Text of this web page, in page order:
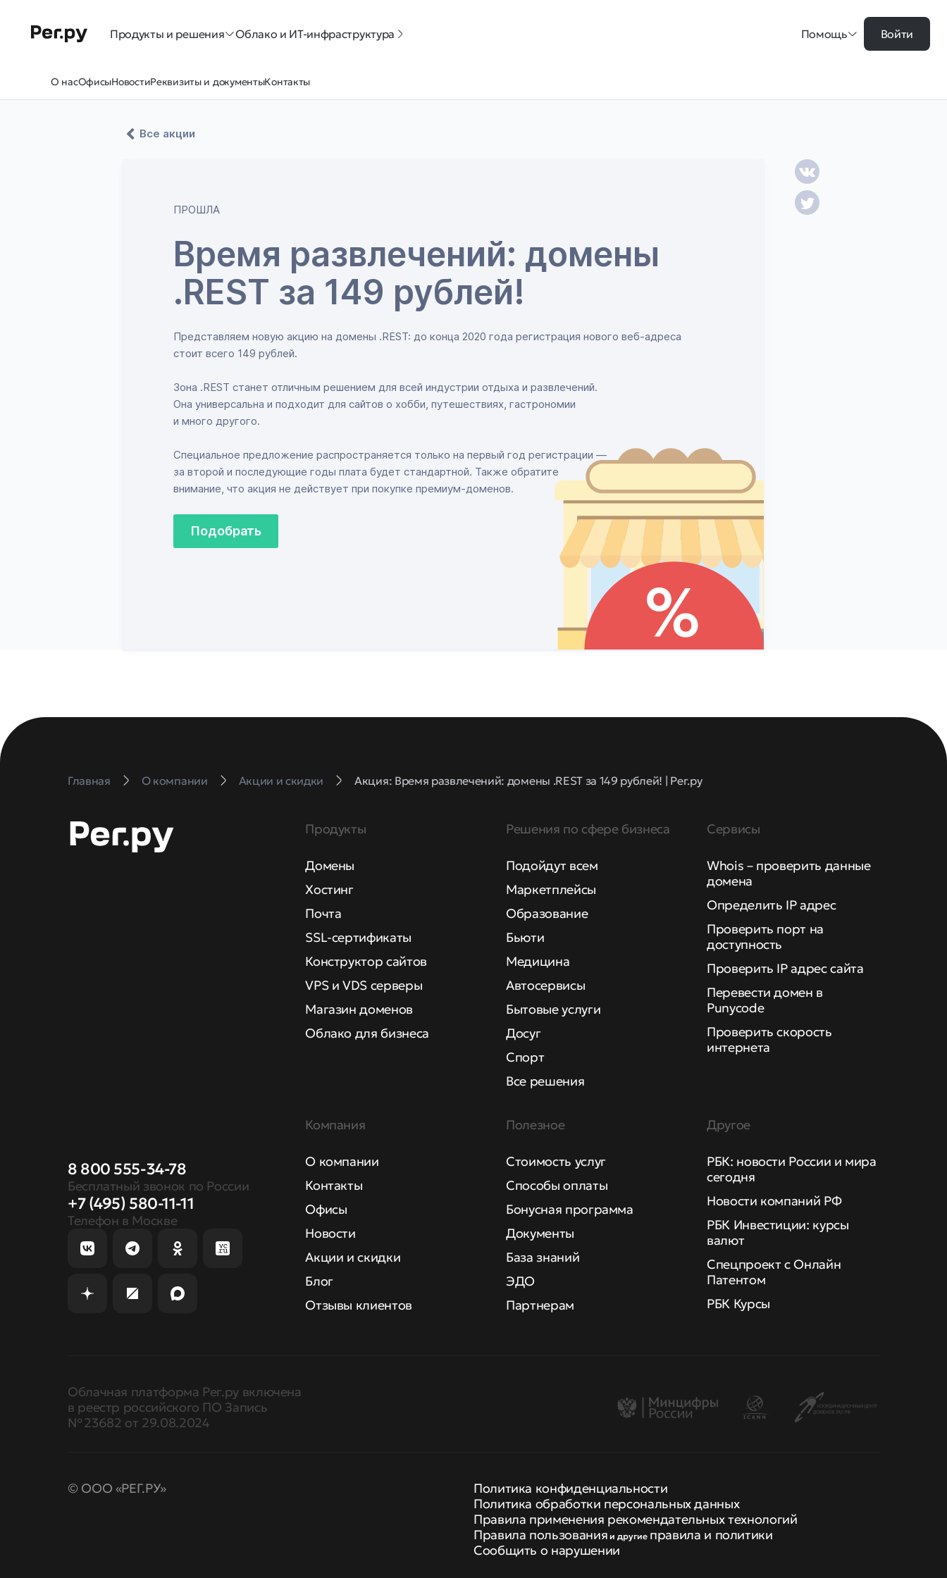
Продукты и решения Облако и ИТ-инфраструктура Помощь Войти
О насОфисыНовостиРеквизиты и документыКонтакты
Все акции
ПРОШЛА
Время развлечений: домены
.REST за 149 рублей!
Представляем новую акцию на домены .REST: до конца 2020 года регистрация нового веб-адреса
стоит всего 149 рублей.
Зона .REST станет отличным решением для всей индустрии отдыха и развлечений.
Она универсальна и подходит для сайтов о хобби, путешествиях, гастрономии
и много другого.
Специальное предложение распространяется только на первый год регистрации —
за второй и последующие годы плата будет стандартной. Также обратите
внимание, что акция не действует при покупке премиум-доменов.
Подобрать
Главная О компании Акции и скидки Акция: Время развлечений: домены .REST за 149 рублей! | Рег.ру
8 800 555-34-78
Бесплатный звонок по России
+7 (495) 580-11-11
Телефон в Москве
Продукты
Домены
Хостинг
Почта
SSL-сертификаты
Конструктор сайтов
VPS и VDS серверы
Магазин доменов
Облако для бизнеса
Решения по сфере бизнеса
Подойдут всем
Маркетплейсы
Образование
Бьюти
Медицина
Автосервисы
Бытовые услуги
Досуг
Спорт
Все решения
Сервисы
Whois – проверить данные
домена
Определить IP адрес
Проверить порт на
доступность
Проверить IP адрес сайта
Перевести домен в
Punycode
Проверить скорость
интернета
Компания
О компании
Контакты
Офисы
Новости
Акции и скидки
Блог
Отзывы клиентов
Полезное
Стоимость услуг
Способы оплаты
Бонусная программа
Документы
База знаний
ЭДО
Партнерам
Другое
РБК: новости России и мира
сегодня
Новости компаний РФ
РБК Инвестиции: курсы
валют
Спецпроект с Онлайн
Патентом
РБК Курсы
Облачная платформа Рег.ру включена
в реестр российского ПО Запись
№ 23682 от 29.08.2024
© ООО «РЕГ.РУ»
Политика конфиденциальности
Политика обработки персональных данных
Правила применения рекомендательных технологий
Правила пользования и другие правила и политики
Сообщить о нарушении